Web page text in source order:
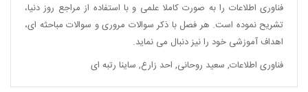
فناوری اطلاعات را به صورت کاملا علمی و با استفاده از مراجع روز دنیا،
تشریح نموده است. هر فصل با ذکر سوالات مروری و سوالات مباحثه ای،
اهداف آموزشی خود را نیز دنبال می نماید.
فناوری اطلاعات, سعید روحانی, احد زارع, ساینا رتبه ای